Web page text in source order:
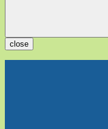
close